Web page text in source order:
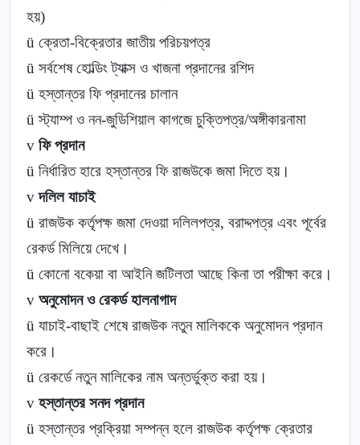
হয়)
ü ক্রেতা-বিক্রেতার জাতীয় পরিচয়পত্র
ü সর্বশেষ হোল্ডিং ট্যাক্স ও খাজনা প্রদানের রশিদ
ü হস্তান্তর ফি প্রদানের চালান
ü স্ট্যাম্প ও নন-জুডিশিয়াল কাগজে চুক্তিপত্র/অঙ্গীকারনামা
v ফি প্রদান
ü নির্ধারিত হারে হস্তান্তর ফি রাজউকে জমা দিতে হয়।
v দলিল যাচাই
ü রাজউক কর্তৃপক্ষ জমা দেওয়া দলিলপত্র, বরাদ্দপত্র এবং পূর্বের
রেকর্ড মিলিয়ে দেখে।
ü কোনো বকেয়া বা আইনি জটিলতা আছে কিনা তা পরীক্ষা করে।
v অনুমোদন ও রেকর্ড হালনাগাদ
ü যাচাই-বাছাই শেষে রাজউক নতুন মালিককে অনুমোদন প্রদান
করে।
ü রেকর্ডে নতুন মালিকের নাম অন্তর্ভুক্ত করা হয়।
v হস্তান্তর সনদ প্রদান
ü হস্তান্তর প্রক্রিয়া সম্পন্ন হলে রাজউক কর্তৃপক্ষ ক্রেতার